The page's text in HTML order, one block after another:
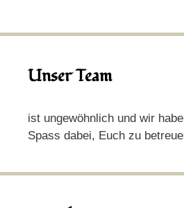
Unser Team
ist ungewöhnlich und wir
Spass dabei, Euch zu